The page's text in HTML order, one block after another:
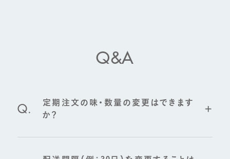
© cycle.me
Q&A
Q.
定期注文の味・数量の変更はできます
か？